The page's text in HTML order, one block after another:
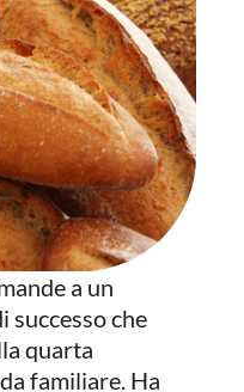
a un
successo che
quarta
familiare. Ha